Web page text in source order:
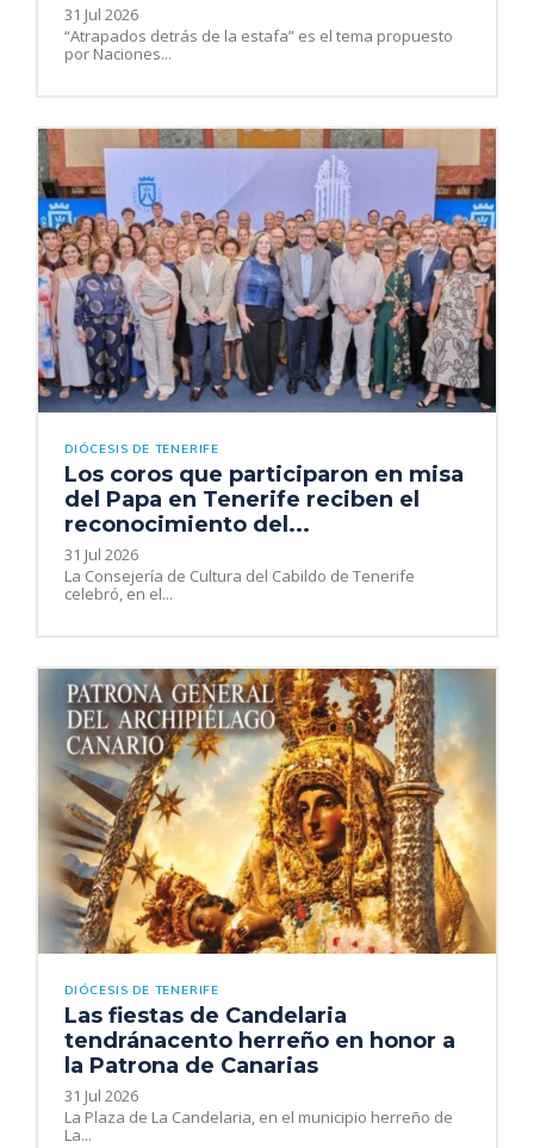
31 Jul 2026
“Atrapados detrás de la estafa” es el tema propuesto
por Naciones...
DIÓCESIS DE TENERIFE
Los coros que participaron en misa
del Papa en Tenerife reciben el
reconocimiento del...
31 Jul 2026
La Consejería de Cultura del Cabildo de Tenerife
celebró, en el...
DIÓCESIS DE TENERIFE
Las fiestas de Candelaria
tendránacento herreño en honor a
la Patrona de Canarias
31 Jul 2026
La Plaza de La Candelaria, en el municipio herreño de
La...